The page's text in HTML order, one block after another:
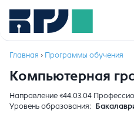
Главная › Программы обучения
Компьютерная
Направление «44.03.04
Уровень образования